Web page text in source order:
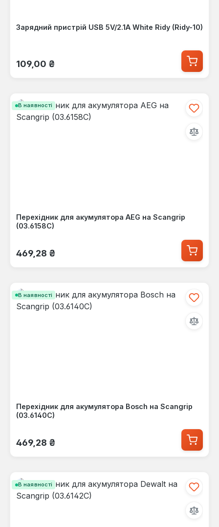
Зарядний пристрій USB 5V/2.1А White Ridy (Ridy-10)
Звичайна ціна:
109,00 ₴
В наявності
Перехідник для акумулятора AEG на Scangrip
(03.6158C)
Звичайна ціна:
469,28 ₴
В наявності
Перехідник для акумулятора Bosch на Scangrip
(03.6140C)
Звичайна ціна:
469,28 ₴
В наявності